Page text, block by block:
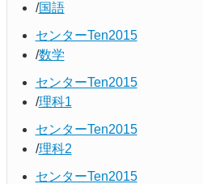
国語
センターTen2015
数学
センターTen2015
理科1
センターTen2015
理科2
センターTen2015